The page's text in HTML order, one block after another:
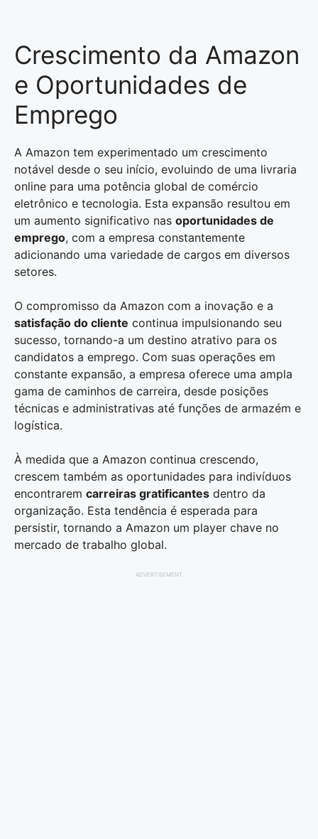
Crescimento da Amazon
e Oportunidades de
Emprego
A Amazon tem experimentado um crescimento
notável desde o seu início, evoluindo de uma livraria
online para uma potência global de comércio
eletrônico e tecnologia. Esta expansão resultou em
um aumento significativo nas oportunidades de
emprego, com a empresa constantemente
adicionando uma variedade de cargos em diversos
setores.
O compromisso da Amazon com a inovação e a
satisfação do cliente continua impulsionando seu
sucesso, tornando-a um destino atrativo para os
candidatos a emprego. Com suas operações em
constante expansão, a empresa oferece uma ampla
gama de caminhos de carreira, desde posições
técnicas e administrativas até funções de armazém e
logística.
À medida que a Amazon continua crescendo,
crescem também as oportunidades para indivíduos
encontrarem carreiras gratificantes dentro da
organização. Esta tendência é esperada para
persistir, tornando a Amazon um player chave no
mercado de trabalho global.
ADVERTISEMENT